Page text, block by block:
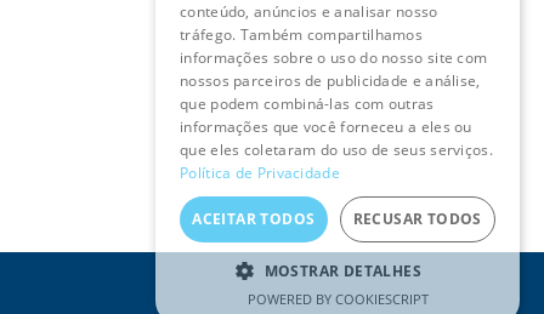
conteúdo, anúncios e analisar nosso
tráfego. Também compartilhamos
informações sobre o uso do nosso site com
nossos parceiros de publicidade e análise,
que podem combiná-las com outras
informações que você forneceu a eles ou
que eles coletaram do uso de seus serviços.
Política de Privacidade
ACEITAR TODOS RECUSAR TODOS
MOSTRAR DETALHES
POWERED BY COOKIESCRIPT